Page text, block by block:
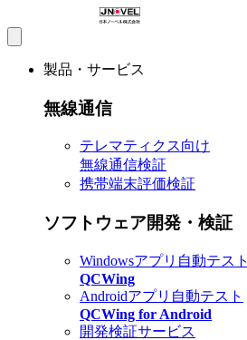
製品・サービス
無線通信
テレマティクス向け
無線通信検証
携帯端末評価検証
ソフトウェア開発・検証
Windowsアプリ自動テスト
QCWing
Androidアプリ自動テスト
QCWing for Android
開発検証サービス